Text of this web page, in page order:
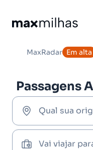
MaxRadar Em alta
Passagens
Qual sua
Vai viajar